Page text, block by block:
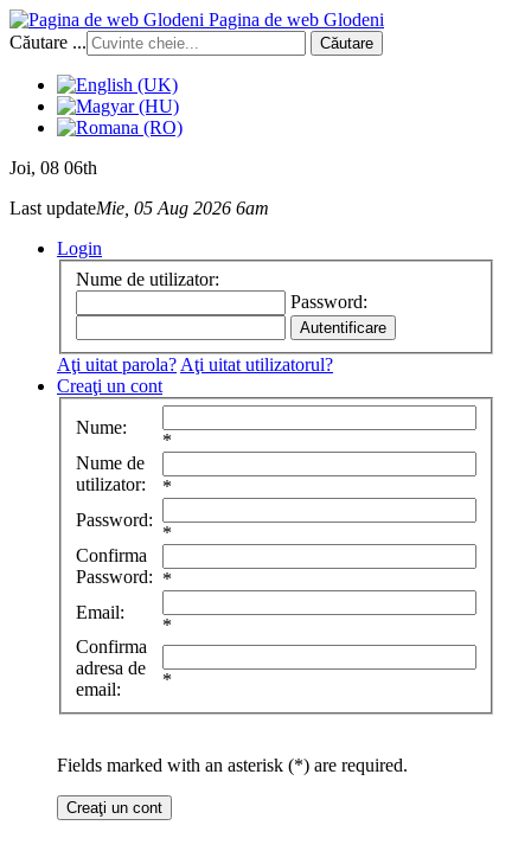
Pagina de web Glodeni
Căutare ...
Căutare
Joi, 08 06th
Last updateMie, 05 Aug 2026 6am
Login
Nume de utilizator:
Password:
Aţi uitat parola? Aţi uitat utilizatorul?
Creaţi un cont
Nume:
*
Nume de
utilizator:
*
Password:
*
Confirma
Password: *
Email:
*
Confirma
adresa de
email:
*
Fields marked with an asterisk (*) are required.
Creaţi un cont